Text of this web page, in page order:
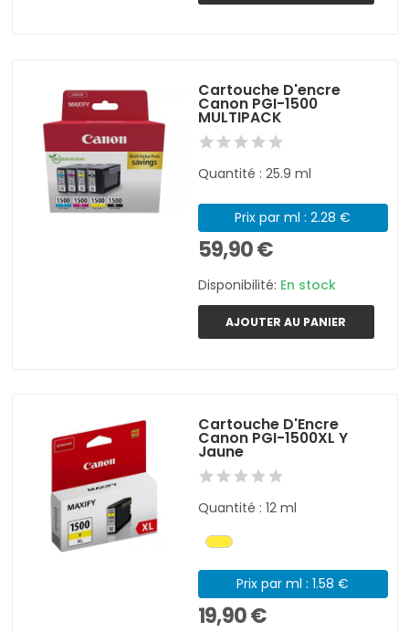
Cartouche D'encre
Canon PGI-1500
MULTIPACK
Quantité : 25.9 ml
Prix par ml : 2.28 €
59,90 €
Disponibilité: En stock
AJOUTER AU PANIER
Cartouche D'Encre
Canon PGI-1500XL Y
Jaune
Quantité : 12 ml
Prix par ml : 1.58 €
19,90 €